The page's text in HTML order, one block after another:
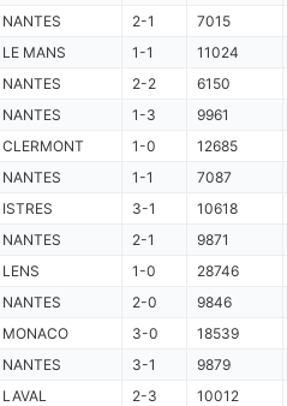
NANTES 2-1
7015
LE MANS 1-1
11024
NANTES 2-2
6150
NANTES 1-3
9961
CLERMONT 1-0
12685
NANTES 1-1
7087
ISTRES 3-1
10618
NANTES 2-1
9871
LENS 1-0
28746
NANTES 2-0
9846
MONACO 3-0
18539
NANTES 3-1
9879
LAVAL 2-3
10012